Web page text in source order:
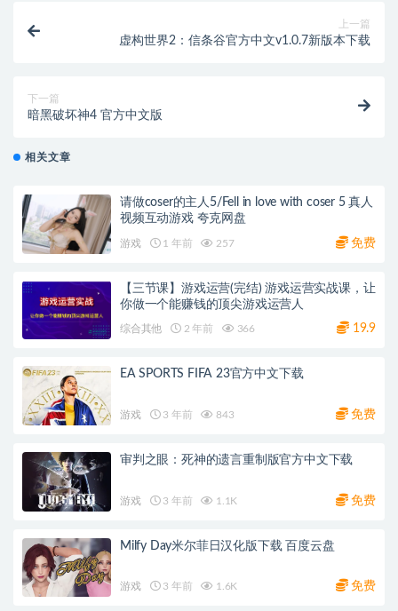
上一篇
虚构世界2：信条谷官方中文v1.0.7新版本下载
下一篇
暗黑破坏神4 官方中文版
相关文章
请做coser的主人5/Fell in love with coser 5 真人
视频互动游戏 夸克网盘
游戏 1 年前 257 免费
【三节课】游戏运营(完结) 游戏运营实战课，让
你做一个能赚钱的顶尖游戏运营人
综合其他 2 年前 366 19.9
EA SPORTS FIFA 23官方中文下载
游戏 3 年前 843 免费
审判之眼：死神的遗言重制版官方中文下载
游戏 3 年前 1.1K 免费
Milfy Day米尔菲日汉化版下载 百度云盘
游戏 3 年前 1.6K 免费